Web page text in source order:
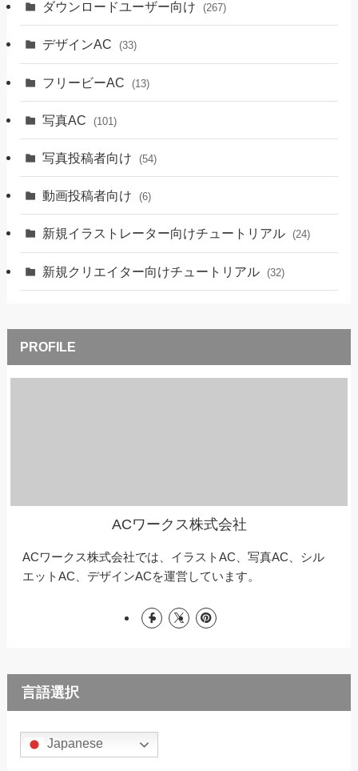
ダウンロードユーザー向け (267)
デザインAC (33)
フリービーAC (13)
写真AC (101)
写真投稿者向け (54)
動画投稿者向け (6)
新規イラストレーター向けチュートリアル (24)
新規クリエイター向けチュートリアル (32)
ACワークス株式会社
ACワークス株式会社では、イラストAC、写真AC、シル
エットAC、デザインACを運営しています。
言語選択
Japanese